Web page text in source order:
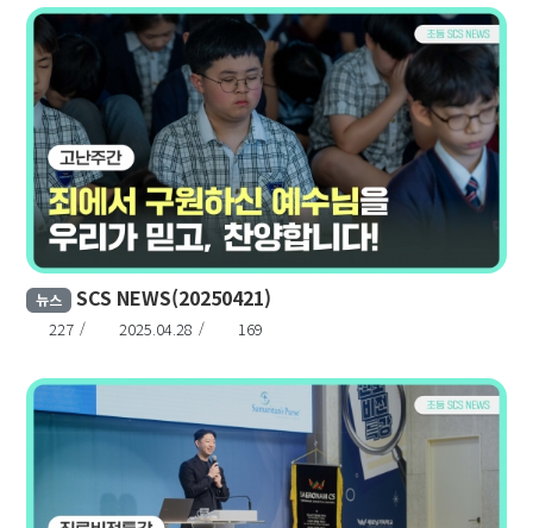
뉴스 SCS NEWS(20250421)
227 2025.04.28 169